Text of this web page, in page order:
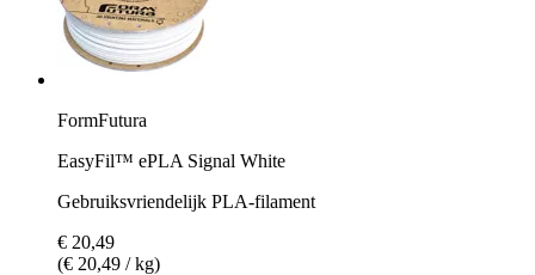
FormFutura
EasyFil™ ePLA Signal White
Gebruiksvriendelijk PLA-filament
€ 20,49
(€ 20,49 / kg)